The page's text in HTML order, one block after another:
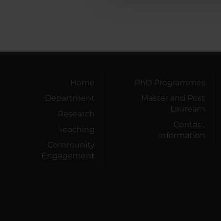
Home
Department
Research
Teaching
Community
Engagement
PhD Programmes
Master and Post
Lauream
Contact
information